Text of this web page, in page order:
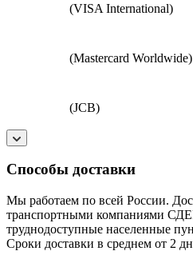
(VISA International)
(Mastercard Worldwide)
(JCB)
Способы доставки
Мы работаем по всей России.
транспортными компаниями
труднодоступные населенные
Сроки доставки в среднем от 2